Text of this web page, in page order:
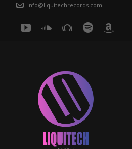
info@liquitechrecords.com